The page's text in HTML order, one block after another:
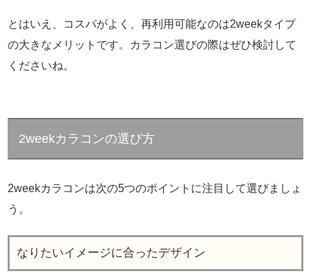
とはいえ、コスパがよく、再利用可能なのは2weekタイプ
の大きなメリットです。カラコン選びの際はぜひ検討して
くださいね。
2weekカラコンの選び方
2weekカラコンは次の5つのポイントに注目して選びましょ
う。
なりたいイメージに合ったデザイン